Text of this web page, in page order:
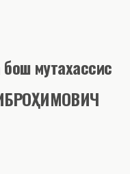
мутахассис